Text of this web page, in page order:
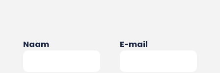
Naam E-mail